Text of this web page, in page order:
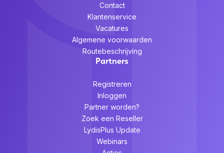
Contact
Klantenservice
Vacatures
Algemene voorwaarden
Routebeschrijving
Partners
Registreren
Inloggen
Partner worden?
Zoek een Reseller
LydisPlus Update
Webinars